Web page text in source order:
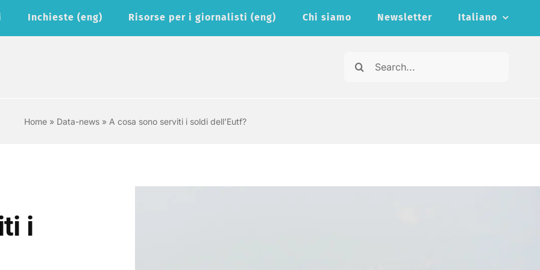
Inchieste (eng) Risorse per i giornalisti (eng) Chi siamo Newsletter Italiano
Cerca
Home» Data-news» A cosa sono serviti i soldi dell’Eutf?
i